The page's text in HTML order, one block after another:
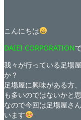
こんにちは
DAIEI CORPORATION
我々が行っている足場
か？
足場屋に興味がある方
も多いのではないかと思
なので今回は足場屋さ
います